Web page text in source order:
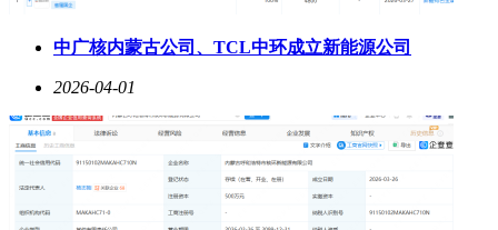
中广核内蒙古公司、TCL中环成立新能源公司
2026-04-01